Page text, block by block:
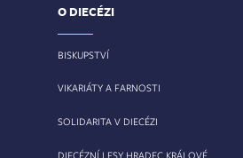
O DIECÉZI
BISKUPSTVÍ
VIKARIÁTY A FARNOSTI
SOLIDARITA V DIECÉZI
DIECÉZNÍ LESY HRADEC KRÁLOVÉ